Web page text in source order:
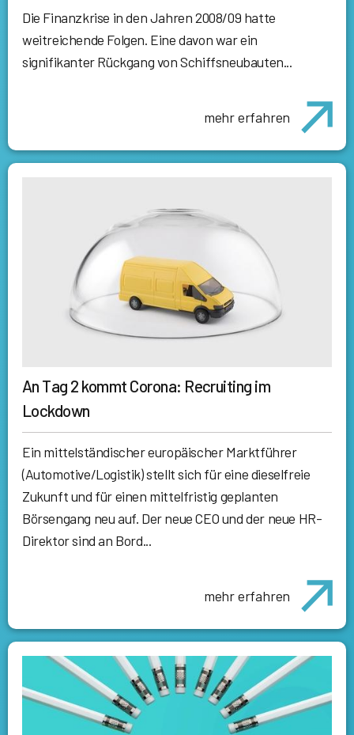
Die Finanzkrise in den Jahren 2008/09 hatte
weitreichende Folgen. Eine davon war ein
signifikanter Rückgang von Schiffsneubauten...
mehr erfahren
An Tag 2 kommt Corona: Recruiting im
Lockdown
Ein mittelständischer europäischer Marktführer
(Automotive/Logistik) stellt sich für eine dieselfreie
Zukunft und für einen mittelfristig geplanten
Börsengang neu auf. Der neue CEO und der neue HR-
Direktor sind an Bord...
mehr erfahren